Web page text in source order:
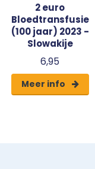
2 euro
Bloedtransfusie
(100 jaar) 2023 -
Slowakije
6,95
Meer info